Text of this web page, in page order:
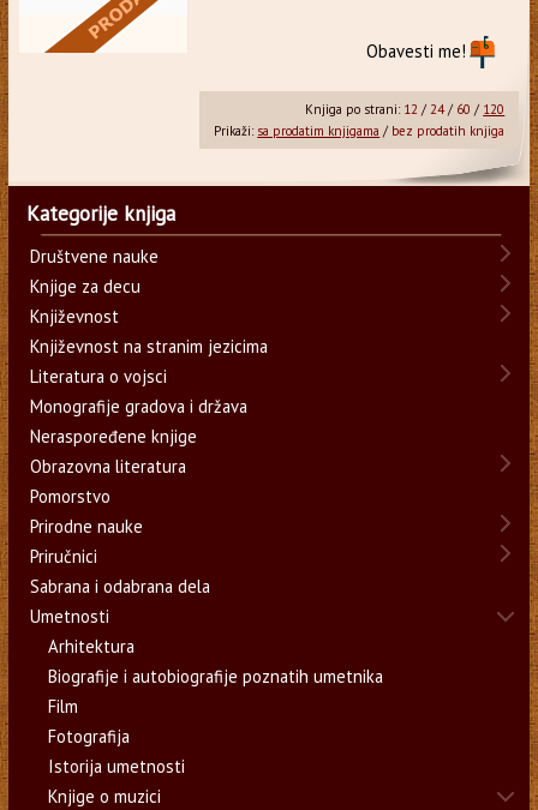
Obavesti me!
Knjiga po strani: 12 /24/ 60 / 120
Prikaži: sa prodatim knjigama / bez prodatih knjiga
Kategorije knjiga
Društvene nauke
Knjige za decu
Književnost
Književnost na stranim jezicima
Literatura o vojsci
Monografije gradova i država
Neraspoređene knjige
Obrazovna literatura
Pomorstvo
Prirodne nauke
Priručnici
Sabrana i odabrana dela
Umetnosti
Arhitektura
Biografije i autobiografije poznatih umetnika
Film
Fotografija
Istorija umetnosti
Knjige o muzici